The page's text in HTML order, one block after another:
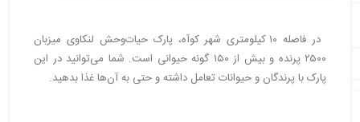
در فاصله ۱۰ کیلومتری شهر کوآه، پارک حیات‌وحش لنکاوی میزبان
۲۵۰۰ پرنده و بیش از ۱۵۰ گونه حیوانی است. شما می‌توانید در این
پارک با پرندگان و حیوانات تعامل داشته و حتی به آن‌ها غذا بدهید.